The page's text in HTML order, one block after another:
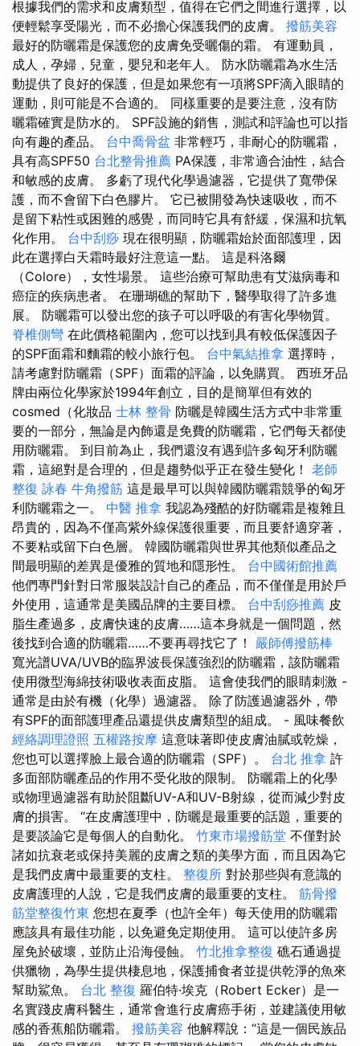
根據我們的需求和皮膚類型，值得在它們之間進行選擇，以
便輕鬆享受陽光，而不必擔心保護我們的皮膚。 撥筋美容
最好的防曬霜是保護您的皮膚免受曬傷的霜。 有運動員，
成人，孕婦，兒童，嬰兒和老年人。 防水防曬霜為水生活
動提供了良好的保護，但是如果您有一項將SPF滴入眼睛的
運動，則可能是不合適的。 同樣重要的是要注意，沒有防
曬霜確實是防水的。 SPF設施的銷售，測試和評論也可以指
向有趣的產品。 台中喬骨盆 非常輕巧，非耐心的防曬霜，
具有高SPF50 台北整骨推薦 PA保護，非常適合油性，結合
和敏感的皮膚。 多虧了現代化學過濾器，它提供了寬帶保
護，而不會留下白色膠片。 它已被開發為快速吸收，而不
是留下粘性或困難的感覺，而同時它具有舒緩，保濕和抗氧
化作用。 台中刮痧 現在很明顯，防曬霜始於面部護理，因
此在選擇白天霜時最好注意這一點。 這是科洛爾
（Colore），女性場景。 這些治療可幫助患有艾滋病毒和
癌症的疾病患者。 在珊瑚礁的幫助下，醫學取得了許多進
展。 防曬霜可以發出您的孩子可以呼吸的有害化學物質。
脊椎側彎 在此價格範圍內，您可以找到具有較低保護因子
的SPF面霜和麵霜的較小旅行包。 台中氣結推拿 選擇時，
請考慮對防曬霜（SPF）面霜的評論，以免購買。 西班牙品
牌由兩位化學家於1994年創立，目的是簡單但有效的
cosmed（化妝品 士林 整骨 防曬是韓國生活方式中非常重
要的一部分，無論是內飾還是免費的防曬霜，它們每天都使
用防曬霜。 到目前為止，我們還沒有遇到許多匈牙利防曬
霜，這絕對是合理的，但是趨勢似乎正在發生變化！ 老師
整復 詠春 牛角撥筋 這是最早可以與韓國防曬霜競爭的匈牙
利防曬霜之一。 中醫 推拿 我認為殘酷的好防曬霜是複雜且
昂貴的，因為不僅高紫外線保護很重要，而且要舒適穿著，
不要粘或留下白色層。 韓國防曬霜與世界其他類似產品之
間最明顯的差異是優雅的質地和隱形性。 台中國術館推薦
他們專門針對日常服裝設計自己的產品，而不僅僅是用於戶
外使用，這通常是美國品牌的主要目標。 台中刮痧推薦 皮
脂生產過多，皮膚快速的皮膚……這本身就是一個問題，然
後找到合適的防曬霜……不要再尋找它了！ 嚴師傅撥筋棒
寬光譜UVA/UVB的臨界波長保護強烈的防曬霜，該防曬霜
使用微型海綿技術吸收表面皮脂。 這會使我們的眼睛刺激 -
通常是由於有機（化學）過濾器。 除了防護過濾器外，帶
有SPF的面部護理產品還提供皮膚類型的組成。 - 風味餐飲
經絡調理證照 五權路按摩 這意味著即使皮膚油膩或乾燥，
您也可以選擇臉上最合適的防曬霜（SPF）。 台北 推拿 許
多面部防曬產品的作用不受化妝的限制。 防曬霜上的化學
或物理過濾器有助於阻斷​​UV-A和UV-B射線，從而減少對皮
膚的損害。 “在皮膚護理中，防曬是最重要的話題，重要的
是要談論它是每個人的自動化。 竹東市場撥筋堂 不僅對於
諸如抗衰老或保持美麗的皮膚之類的美學方面，而且因為它
是我們皮膚中最重要的支柱。 整復所 對於那些與有意識的
皮膚護理的人說，它是我們皮膚的最重要的支柱。 筋骨撥
筋堂整復竹東 您想在夏季（也許全年）每天使用的防曬霜
應該具有最佳功能，以免避免定期使用。 這可以使許多房
屋免於破壞，並防止沿海侵蝕。 竹北推拿整復 礁石通過提
供獵物，為學生提供棲息地，保護捕食者並提供乾淨的魚來
幫助鯊魚。 台北 整復 羅伯特·埃克（Robert Ecker）是一
名實踐皮膚科醫生，通常會進行皮膚癌手術，並建議使用敏
感的香蕉船防曬霜。 撥筋美容 他解釋說：“這是一個民族品